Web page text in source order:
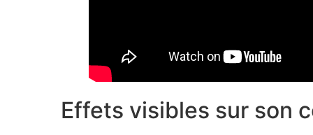
Effets visibles sur son